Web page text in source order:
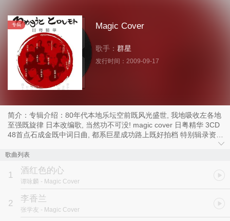
专辑 Magic Cover
歌手： 群星
发行时间： 2009-09-17
简介：专辑介绍：80年代本地乐坛空前既风光盛世, 我地吸收左各地
至强既旋律 日本改编歌, 当然功不可没! magic cover 日粤精华 3CD
48首点石成金既中词日曲, 都系巨星成功路上既好拍档 特别辑录资深
乐评人Manfred Wong 撰写12位日本音乐界艺人档案 完美音效DSD
重新编制 好回忆 必珍藏 香港群星 | 张 学友 | 许 志安 | 郭富城 | 黎明
草蜢 | 邓丽君 | 杜德伟 | 吕方 | 徐小凤 | 梅艳芳 | 陈百强 | 关正杰 | 刘
锡明 | 林姗姗 | 蔡立儿 | 甄楚倩 | 陈洁灵 | 李国祥 | 林志美 | 郭小霖
歌曲列表
1 酒红色的心
谭咏麟 - Magic Cover
2 李香兰
张学友 - Magic Cover